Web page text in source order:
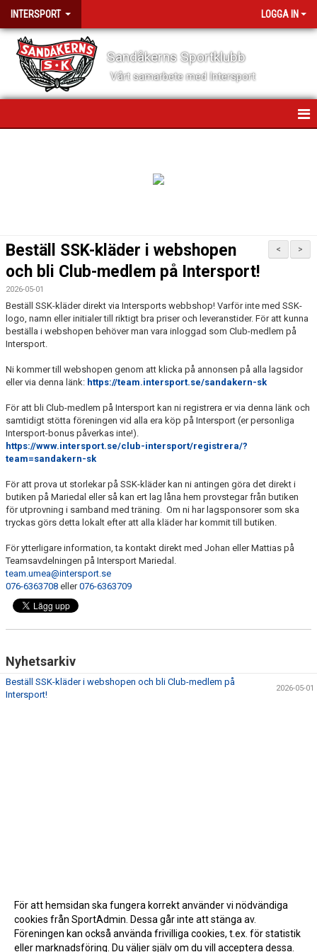
INTERSPORT LOGGA IN
Sandåkerns Sportklubb
Vårt samarbete med Intersport
>
<
Beställ SSK-kläder i webshopen
och bli Club-medlem på Intersport!
2026-05-01
Beställ SSK-kläder direkt via Intersports webbshop! Varför inte med SSK-
logo, namn eller initialer till riktigt bra priser och leveranstider. För att kunna
beställa i webshopen behöver man vara inloggad som Club-medlem på
Intersport.
Ni kommer till webshopen genom att klicka på annonsen på alla lagsidor
eller via denna länk: https://team.intersport.se/sandakern-sk
För att bli Club-medlem på Intersport kan ni registrera er via denna länk och
samtidigt stötta föreningen vid alla era köp på Intersport (er personliga
Intersport-bonus påverkas inte!).
https://www.intersport.se/club-intersport/registrera/?
team=sandakern-sk
För att prova ut storlekar på SSK-kläder kan ni antingen göra det direkt i
butiken på Mariedal eller så kan ert lag låna hem provstegar från butiken
för utprovning i samband med träning. Om ni har lagsponsorer som ska
tryckas görs detta lokalt efter att alla kläder har kommit till butiken.
För ytterligare information, ta kontakt direkt med Johan eller Mattias på
Teamsavdelningen på Intersport Mariedal.
team.umea@intersport.se
076-6363708 eller076-6363709
Nyhetsarkiv
Beställ SSK-kläder i webshopen och bli Club-medlem på
Intersport!
2026-05-01
För att hemsidan ska fungera korrekt använder vi nödvändiga
cookies från SportAdmin. Dessa går inte att stänga av.
Föreningen kan också använda frivilliga cookies, t.ex. för statistik
eller marknadsföring. Du väljer själv om du vill acceptera dessa.